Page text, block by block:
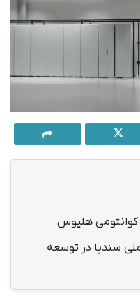
کوانتومی هلیوس
سندیا در توسعه